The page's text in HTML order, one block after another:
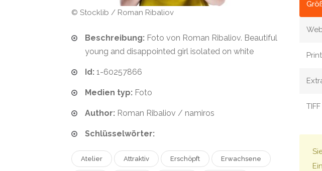
© Stocklib / Roman Ribaliov
Beschreibung: Foto von Roman Ribaliov. Beautiful
young and disappointed girl isolated on white
Id: 1-60257866
Medien typ: Foto
Author: Roman Ribaliov / namiros
Schlüsselwörter:
Atelier Attraktiv Erschöpft Erwachsene